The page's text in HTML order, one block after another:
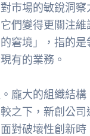
市場的敏銳洞
們變得更關注
窘境」，指的
有的業務。
龐大的組織結
之下，新創公
對破壞性創新時